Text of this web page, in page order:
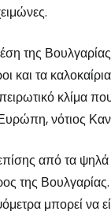
της Βουλγαρίας
και τα
κλίμα
νότιος
από τα
της Βουλγαρίας.
μπορεί να